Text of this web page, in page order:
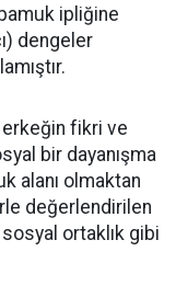
ipliğine
dengeler
erkeğin fikri ve
bir dayanışma
alanı olmaktan
değerlendirilen
ortaklık gibi